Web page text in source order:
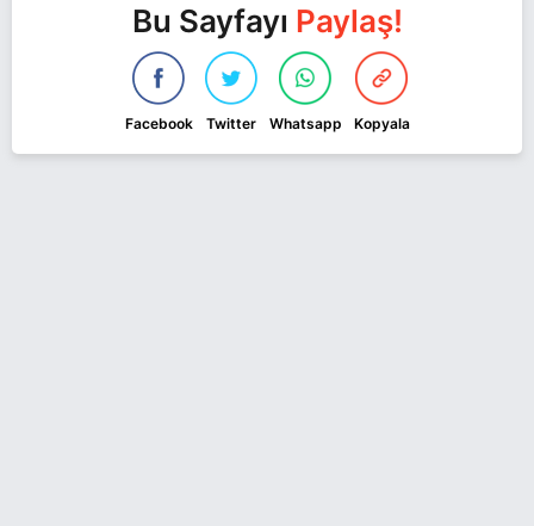
Bu Sayfayı Paylaş!
Facebook Twitter Whatsapp Kopyala